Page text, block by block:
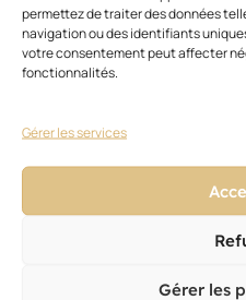
permettez de traiter des données
navigation ou des identifiants
votre consentement peut affecter
fonctionnalités.
Gérer les services
Gérer les
Ces articles
intéresser